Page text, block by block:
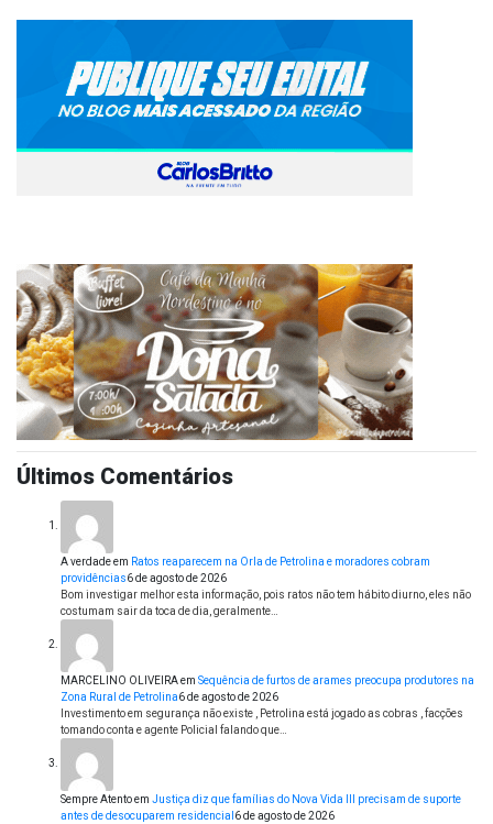
Últimos Comentários
A verdadeem Ratos reaparecem na Orla de Petrolina e moradores cobram
providências6 de agosto de 2026
Bom investigar melhor esta informação, pois ratos não tem hábito diurno, eles não
costumam sair da toca de dia, geralmente…
MARCELINO OLIVEIRAem Sequência de furtos de arames preocupa produtores na
Zona Rural de Petrolina6 de agosto de 2026
Investimento em segurança não existe , Petrolina está jogado as cobras , facções
tomando conta e agente Policial falando que…
Sempre Atentoem Justiça diz que famílias do Nova Vida III precisam de suporte
antes de desocuparem residencial 6 de agosto de 2026